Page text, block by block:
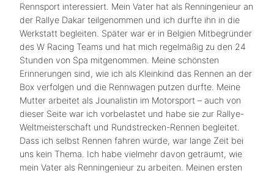
Rennsport interessiert. Mein Vater hat als Renningenieur an
der Rallye Dakar teilgenommen und ich durfte ihn in die
Werkstatt begleiten. Später war er in Belgien Mitbegründer
des W Racing Teams und hat mich regelmäßig zu den 24
Stunden von Spa mitgenommen. Meine schönsten
Erinnerungen sind, wie ich als Kleinkind das Rennen an der
Box verfolgen und die Rennwagen putzen durfte. Meine
Mutter arbeitet als Jounalistin im Motorsport – auch von
dieser Seite war ich vorbelastet und habe sie zur Rallye-
Weltmeisterschaft und Rundstrecken-Rennen begleitet.
Dass ich selbst Rennen fahren würde, war lange Zeit bei
uns kein Thema. Ich habe vielmehr davon geträumt, wie
mein Vater als Renningenieur zu arbeiten. Meinen ersten